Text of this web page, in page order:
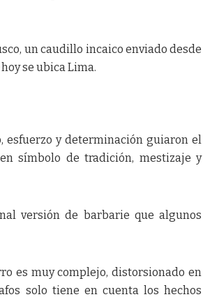
un caudillo incaico enviado desde
se ubica Lima.
esfuerzo y determinación guiaron el
símbolo de tradición, mestizaje y
versión de barbarie que algunos
es muy complejo, distorsionado en
solo tiene en cuenta los hechos